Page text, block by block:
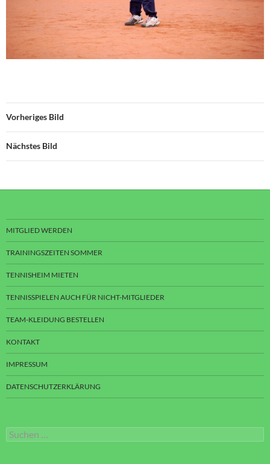
Vorheriges Bild
Nächstes Bild
MITGLIED WERDEN
TRAININGSZEITEN SOMMER
TENNISHEIM MIETEN
TENNISSPIELEN AUCH FÜR NICHT-MITGLIEDER
TEAM-KLEIDUNG BESTELLEN
KONTAKT
IMPRESSUM
DATENSCHUTZERKLÄRUNG
Suchen
nach: